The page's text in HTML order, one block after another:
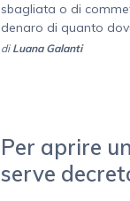
sbagliata o di
denaro di quanto
di Luana Galanti
Per aprire
serve